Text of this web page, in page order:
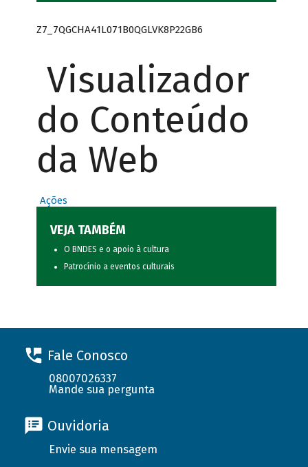
Z7_7QGCHA41L071B0QGLVK8P22GB6
Visualizador
do Conteúdo
da Web
Ações
VEJA TAMBÉM
O BNDES e o apoio à cultura
Patrocínio a eventos culturais
Fale Conosco
08007026337
Mande sua pergunta
Ouvidoria
Envie sua mensagem